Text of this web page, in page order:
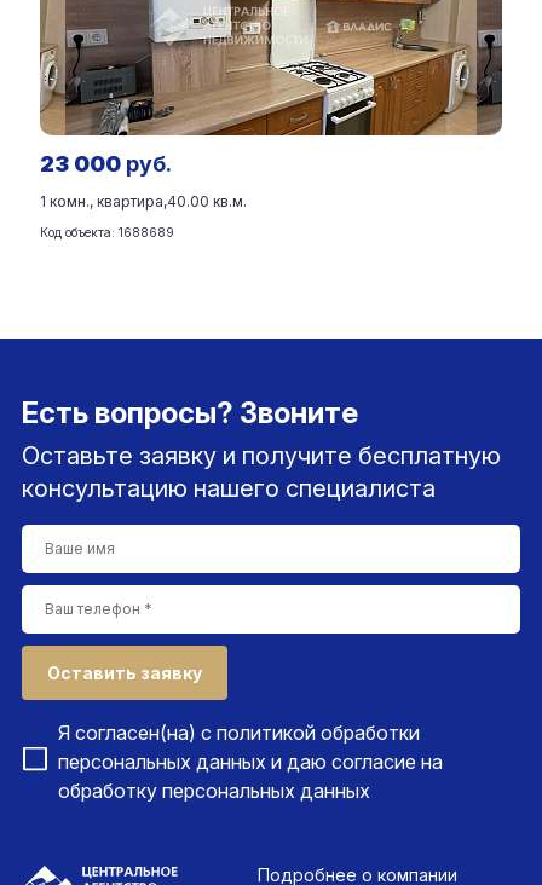
23 000 руб.
1 комн., квартира,40.00 кв.м.
Код объекта: 1688689
Есть вопросы? Звоните
Оставьте заявку и получите бесплатную
консультацию нашего специалиста
Оставить заявку
Я согласен(на) с политикой обработки
персональных данных и даю согласие на
обработку персональных данных
Подробнее о компании